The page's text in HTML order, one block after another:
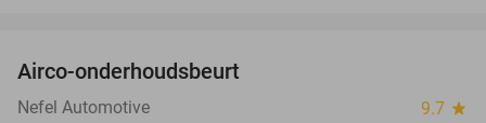
Airco-onderhoudsbeurt
Nefel Automotive 9.7 star